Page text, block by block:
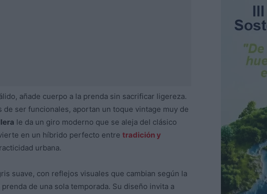
añade cuerpo a la prenda sin sacrificar ligereza.
de ser funcionales, aportan un toque vintage muy de
le da un giro moderno que se aleja del clásico
en un híbrido perfecto entre tradición y
urbana.
suave, con reflejos visuales que cambian según la
de una sola temporada. Su diseño invita a